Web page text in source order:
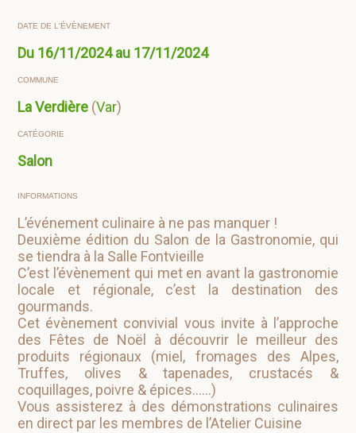
DATE DE L'ÉVÈNEMENT
Du 16/11/2024 au 17/11/2024
COMMUNE
La Verdière (Var)
CATÉGORIE
Salon
INFORMATIONS
L’événement culinaire à ne pas manquer !
Deuxième édition du Salon de la Gastronomie, qui
se tiendra à la Salle Fontvieille
C’est l’évènement qui met en avant la gastronomie
locale et régionale, c’est la destination des
gourmands.
Cet évènement convivial vous invite à l’approche
des Fêtes de Noël à découvrir le meilleur des
produits régionaux (miel, fromages des Alpes,
Truffes, olives & tapenades, crustacés &
coquillages, poivre & épices……)
Vous assisterez à des démonstrations culinaires
en direct par les membres de l’Atelier Cuisine